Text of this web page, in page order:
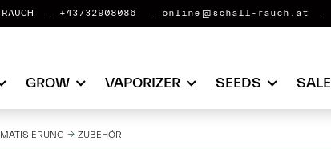
+43732908086 online@schall-rauch.at
GROW VAPORIZER SEEDS SALE
ZUBEHÖR